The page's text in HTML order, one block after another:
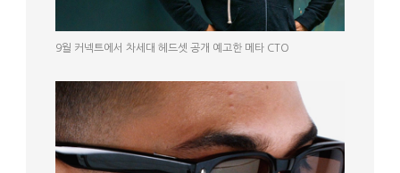
9월 커넥트에서 차세대 헤드셋 공개 예고한 메타 CTO